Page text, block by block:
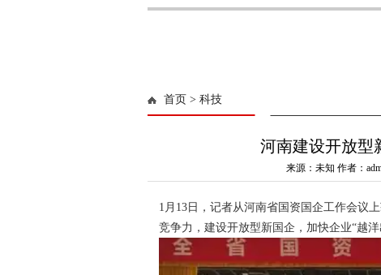
首页 > 科技
河南建设开放型
来源：未知 作者：
1月13日，记者从河南省国资国企工作会议
竞争力，建设开放型新国企，加快企业“越洋